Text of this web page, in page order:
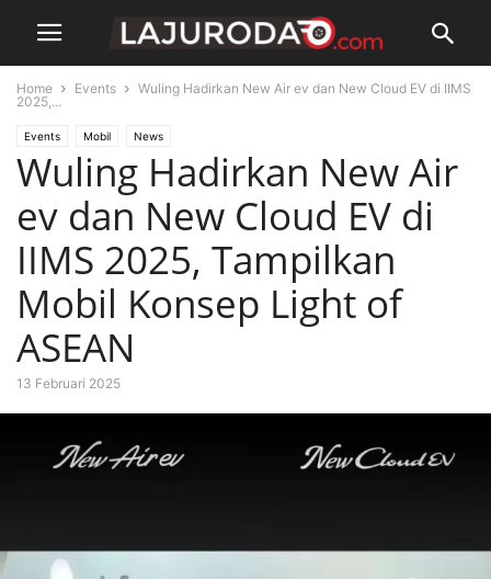
Home Events
Wuling Hadirkan New Air ev dan New Cloud EV di IIMS
2025,...
Events Mobil News
Wuling Hadirkan New Air
ev dan New Cloud EV di
IIMS 2025, Tampilkan
Mobil Konsep Light of
ASEAN
13 Februari 2025